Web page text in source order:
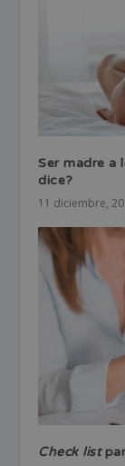
Ser madre a
dice?
11 diciembre,
Check list